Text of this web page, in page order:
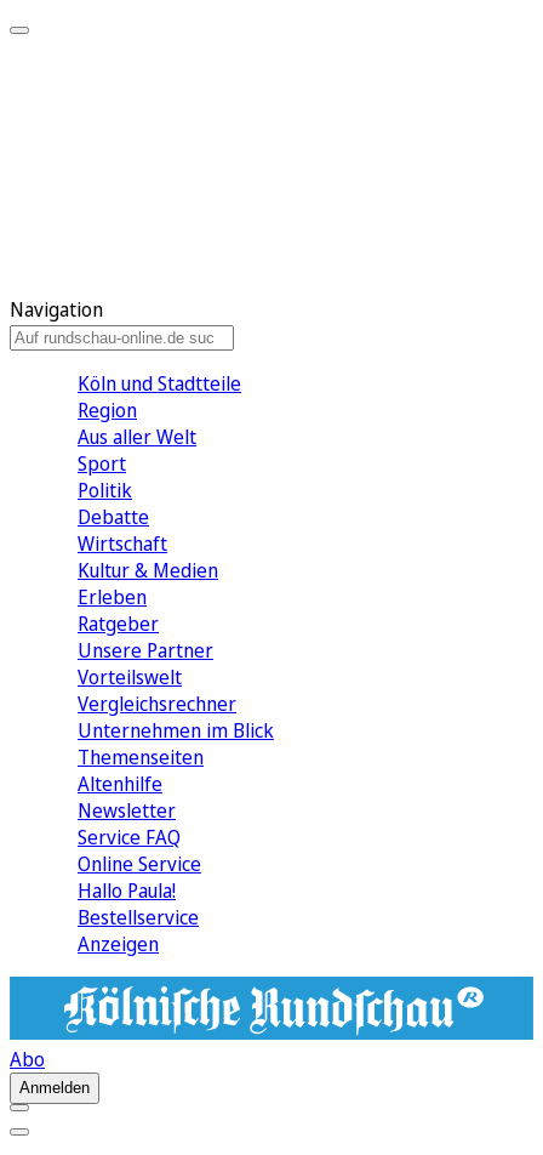
Navigation
Köln und Stadtteile
Region
Aus aller Welt
Sport
Politik
Debatte
Wirtschaft
Kultur & Medien
Erleben
Ratgeber
Unsere Partner
Vorteilswelt
Vergleichsrechner
Unternehmen im Blick
Themenseiten
Altenhilfe
Newsletter
Service FAQ
Online Service
Hallo Paula!
Bestellservice
Anzeigen
Abo
Anmelden